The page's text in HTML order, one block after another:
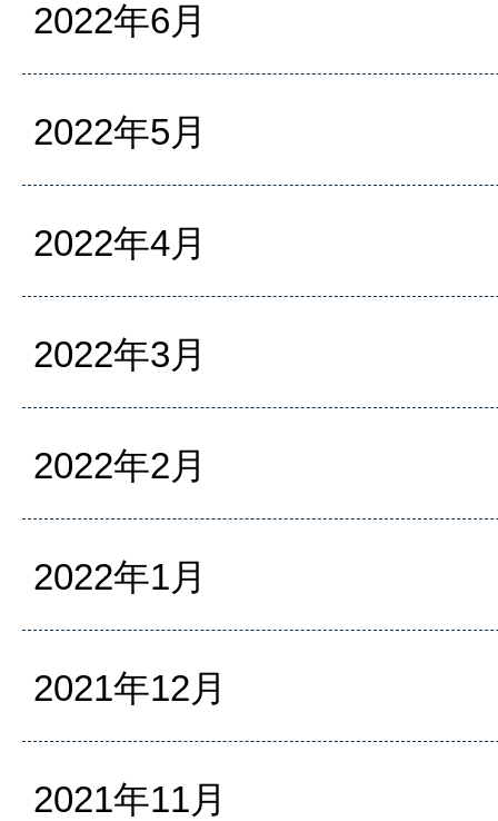
2022年6月
2022年5月
2022年4月
2022年3月
2022年2月
2022年1月
2021年12月
2021年11月